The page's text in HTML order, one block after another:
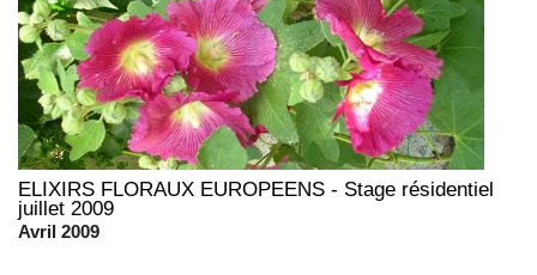
ELIXIRS FLORAUX EUROPEENS - Stage résidentiel
juillet 2009
Avril 2009